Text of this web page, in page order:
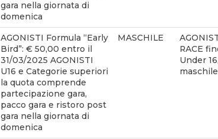
gara nella giornata di
domenica
AGONISTI Formula “Early
Bird”: € 50,00 entro il
31/03/2025 AGONISTI
U16 e Categorie superiori
la quota comprende
partecipazione gara,
pacco gara e ristoro post
gara nella giornata di
domenica
MASCHILE
RACE
Under 16,
maschile